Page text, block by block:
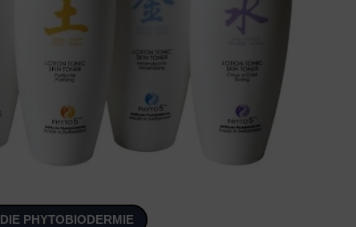
DIE PHYTOBIODERMIE